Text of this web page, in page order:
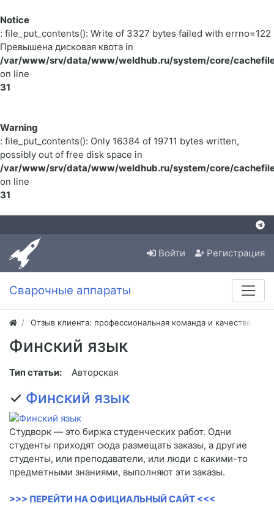
Notice
: file_put_contents(): Write of 3327 bytes failed with errno=122
Превышена дисковая квота in
/var/www/srv/data/www/weldhub.ru/system/core/
on line
31
Warning
: file_put_contents(): Only 16384 of 19711 bytes written,
possibly out of free disk space in
/var/www/srv/data/www/weldhub.ru/system/core/
on line
31
Войти Регистрация
Сварочные аппараты
Отзыв клиента: профессиональная команда и
Финский язык
Тип статьи: Авторская
✓ Финский язык
Студворк — это биржа студенческих работ. Одни
студенты приходят сюда размещать заказы, а другие
студенты, или преподаватели, или люди с какими-то
предметными знаниями, выполняют эти заказы.
>>> ПЕРЕЙТИ НА ОФИЦИАЛЬНЫЙ САЙТ <<<